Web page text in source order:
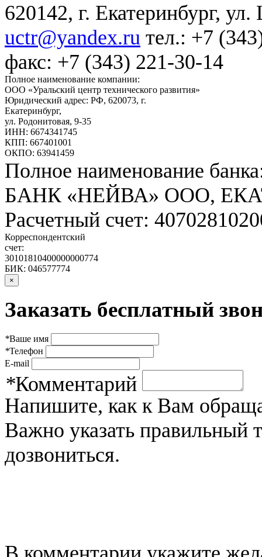
620142, г. Екатеринбург,
uctr@yandex.ru тел.: +7
факс: +7 (343) 221-30-14
Полное наименование компании:
ООО «Уральский центр технического развития»
Юридический адрес: РФ, 620073, г.
Екатеринбург,
ул. Родонитовая, 9-35
ИНН: 6674341745
КПП: 667401001
ОКПО: 63941459
Полное наименование
БАНК «НЕЙВА» ООО,
Расчетный счет:
Корреспондентский
счет:
30101810400000000774
БИК: 046577774
×
Заказать бесплатный
*Ваше имя
*Телефон
E-mail
*Комментарий
Напишите, как к Вам
Важно указать
дозвониться.